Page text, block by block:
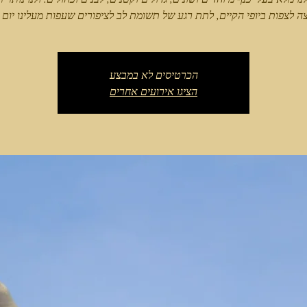
לצפות ביופי הקיים, לתת רגע של תשומת לב לציפורים שעפות מעלינו יום
הכרטיסים לא במבצע
הציגו אירועים אחרים